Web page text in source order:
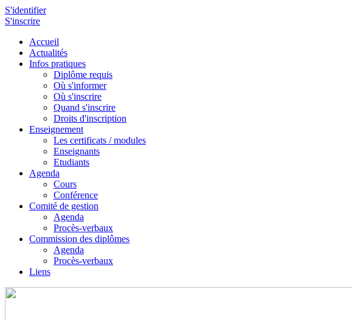
S'identifier
S'inscrire
Accueil
Actualités
Infos pratiques
Diplôme requis
Où s'informer
Où s'inscrire
Quand s'inscrire
Droits d'inscription
Enseignement
Les certificats / modules
Enseignants
Etudiants
Agenda
Cours
Conférence
Comité de gestion
Agenda
Procès-verbaux
Commission des diplômes
Agenda
Procès-verbaux
Liens